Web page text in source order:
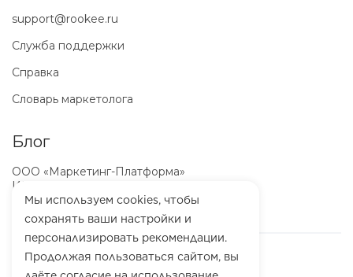
Мы используем cookies, чтобы
сохранять ваши настройки и
персонализировать рекомендации.
Продолжая пользоваться сайтом, вы
Блог
ООО «Маркетинг-Платформа»
ИНН
ОГРН 1257100003863
support@rookee.ru
Служба поддержки
Справка
Словарь маркетолога